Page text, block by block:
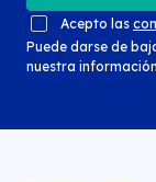
Acepto las
Puede darse de
nuestra